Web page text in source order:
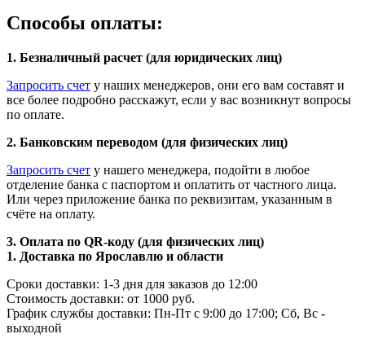
Способы оплаты:
1. Безналичный расчет (для юридических лиц)
Запросить счет у наших менеджеров, они его вам составят и
все более подробно расскажут, если у вас возникнут вопросы
по оплате.
2. Банковским переводом (для физических лиц)
Запросить счет у нашего менеджера, подойти в любое
отделение банка с паспортом и оплатить от частного лица.
Или через приложение банка по реквизитам, указанным в
счёте на оплату.
3. Оплата по QR-коду (для физических лиц)
1. Доставка по Ярославлю и области
Сроки доставки: 1-3 дня для заказов до 12:00
Стоимость доставки: от 1000 руб.
График службы доставки: Пн-Пт с 9:00 до 17:00; Сб, Вс -
выходной